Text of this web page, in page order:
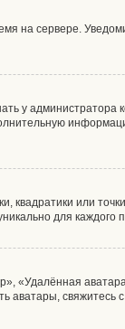
на сервере.
у администратора
квадратики или
для каждого
«Удалённая
аватары, свяжитесь